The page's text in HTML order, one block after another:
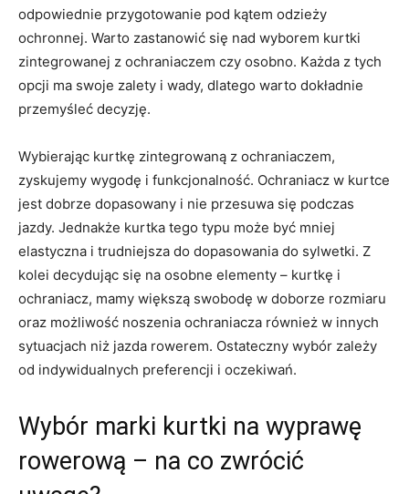
odpowiednie przygotowanie pod ‌kątem odzieży‍
ochronnej. Warto zastanowić się nad wyborem kurtki
zintegrowanej z ochraniaczem czy ‌osobno. Każda z ​tych⁢
opcji ma swoje zalety i wady, dlatego ⁣warto dokładnie
przemyśleć decyzję.
Wybierając kurtkę zintegrowaną ⁣z ochraniaczem,
zyskujemy ​wygodę ‍i funkcjonalność. Ochraniacz ⁣w⁢ kurtce
jest dobrze dopasowany i nie przesuwa się podczas
jazdy. Jednakże kurtka tego typu ⁣może być mniej
‍elastyczna i trudniejsza do dopasowania do ‌sylwetki. Z
kolei decydując się na ‌osobne elementy – kurtkę i
ochraniacz, mamy ⁤większą swobodę ‍w doborze⁤ rozmiaru
oraz możliwość​ noszenia ​ochraniacza również w innych
sytuacjach niż jazda rowerem.⁣ Ostateczny wybór ⁣zależy
od indywidualnych⁤ preferencji ‌i oczekiwań.
Wybór marki kurtki na ‍wyprawę
rowerową – na ⁣co zwrócić